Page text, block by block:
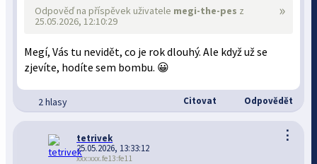
»
Odpověď na příspěvek uživatele megi-the-pes z
25.05.2026, 12:10:29
Megí, Vás tu nevidět, co je rok dlouhý. Ale když už se
zjevíte, hodíte sem bombu. 😀
2 hlasy Citovat Odpovědět
⋮
tetrivek
25.05.2026, 13:33:12
xxx:xxx.fe13:fe11